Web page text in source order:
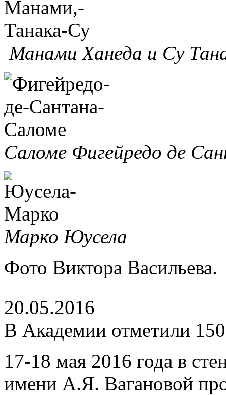
Манами Ханеда и Су
Саломе Фигейредо де
Марко Юусела
Фото Виктора Васильева.
20.05.2016
В Академии отметили
17-18 мая 2016 года в
имени А.Я. Вагановой